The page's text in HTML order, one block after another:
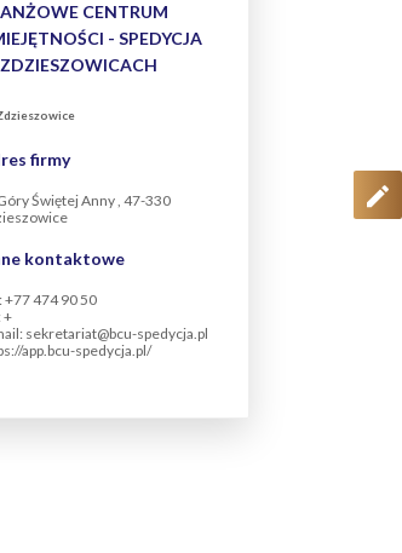
CENTRUM
- SPEDYCJA
firmy
Świętej Anny , 47-330
kontaktowe
+77 474 90 50
+
sekretariat@bcu-spedycja.pl
app.bcu-spedycja.pl/